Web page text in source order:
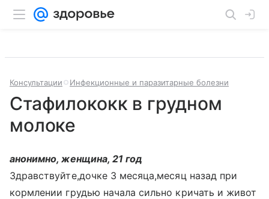
Консультации Инфекционные и паразитарные болезни
Стафилококк в грудном
молоке
анонимно, женщина, 21 год
Здравствуйте,дочке 3 месяца,месяц назад при
кормлении грудью начала сильно кричать и живот